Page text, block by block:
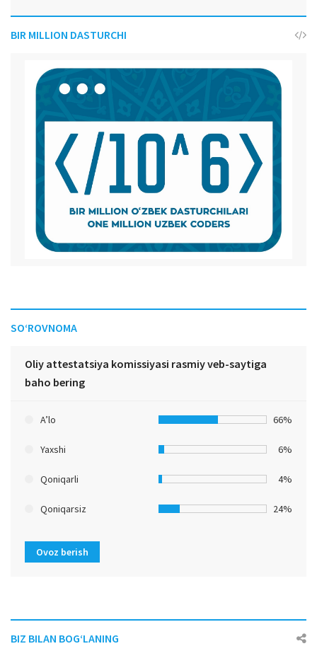
BIR MILLION DASTURCHI
SO‘ROVNOMA
Oliy attestatsiya komissiyasi rasmiy veb-saytiga
baho bering
A’lo 66%
Yaxshi 6%
Qoniqarli 4%
Qoniqarsiz 24%
Ovoz berish
BIZ BILAN BOG‘LANING